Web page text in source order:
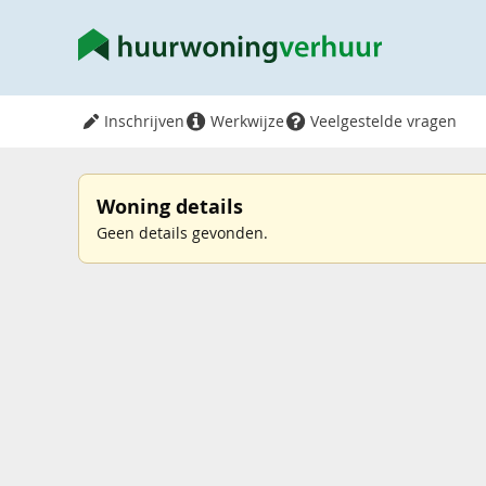
Inschrijven Werkwijze Veelgestelde vragen
Woning details
Geen details gevonden.